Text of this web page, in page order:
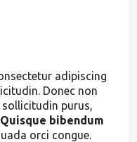
adipiscing
Donec non
purus,
Quisque bibendum
orci congue.